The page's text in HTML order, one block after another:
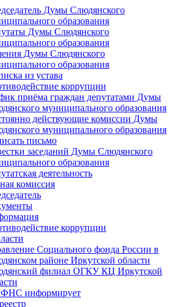
Думы Слюдянского
образования
Думы Слюдянского
образования
Думы Слюдянского
образования
из устава
коррупции
приёма граждан депутатами Думы
муниципального образования
действующие комиссии Думы
муниципального образования
письмо
заседаний Думы Слюдянского
образования
деятельность
комиссия
коррупции
Социального фонда России в
районе Иркутской области
филиал ОГКУ КЦ Иркутской
информирует